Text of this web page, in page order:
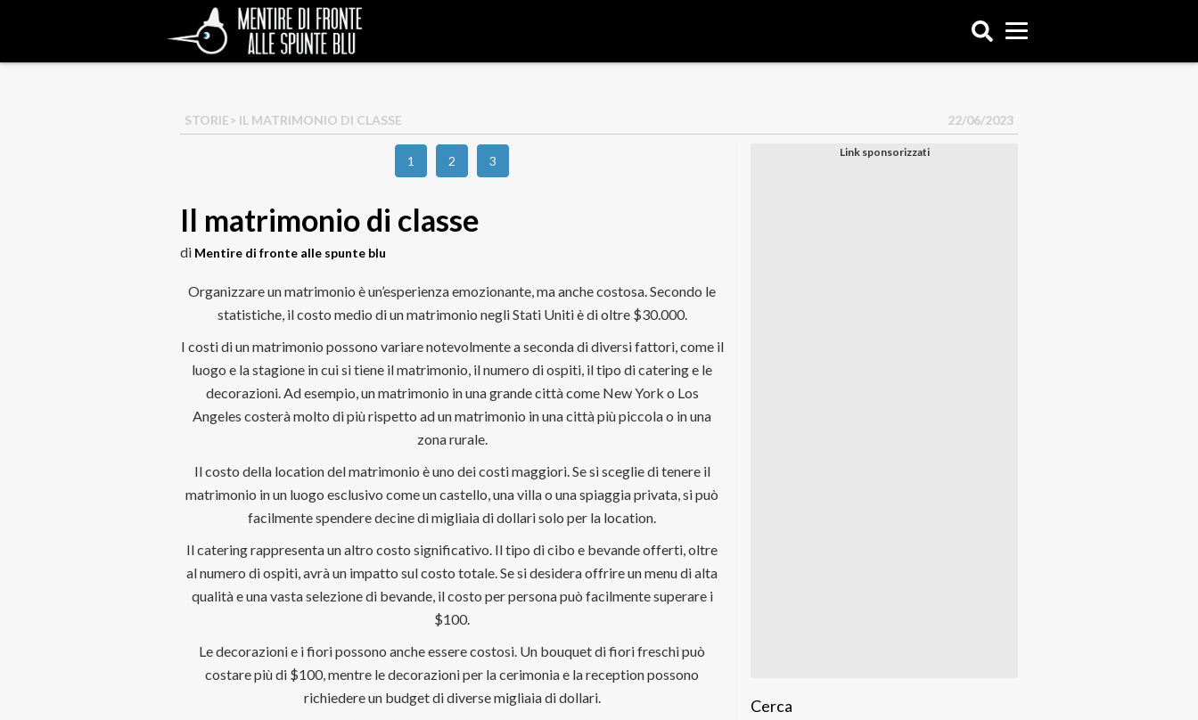
STORIE> IL MATRIMONIO DI CLASSE 22/06/2023
1 2 3
Il matrimonio di classe
di Mentire di fronte alle spunte blu
Organizzare un matrimonio è un’esperienza emozionante, ma anche costosa. Secondo le
statistiche, il costo medio di un matrimonio negli Stati Uniti è di oltre $30.000.
I costi di un matrimonio possono variare notevolmente a seconda di diversi fattori, come il
luogo e la stagione in cui si tiene il matrimonio, il numero di ospiti, il tipo di catering e le
decorazioni. Ad esempio, un matrimonio in una grande città come New York o Los
Angeles costerà molto di più rispetto ad un matrimonio in una città più piccola o in una
zona rurale.
Il costo della location del matrimonio è uno dei costi maggiori. Se si sceglie di tenere il
matrimonio in un luogo esclusivo come un castello, una villa o una spiaggia privata, si può
facilmente spendere decine di migliaia di dollari solo per la location.
Il catering rappresenta un altro costo significativo. Il tipo di cibo e bevande offerti, oltre
al numero di ospiti, avrà un impatto sul costo totale. Se si desidera offrire un menu di alta
qualità e una vasta selezione di bevande, il costo per persona può facilmente superare i
$100.
Le decorazioni e i fiori possono anche essere costosi. Un bouquet di fiori freschi può
costare più di $100, mentre le decorazioni per la cerimonia e la reception possono
richiedere un budget di diverse migliaia di dollari.
Cerca